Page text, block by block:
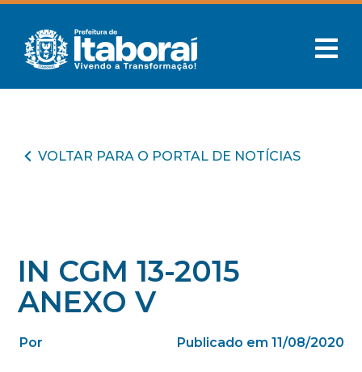
VOLTAR PARA O PORTAL DE NOTÍCIAS
IN CGM 13-2015
ANEXO V
Por Publicado em 11/08/2020